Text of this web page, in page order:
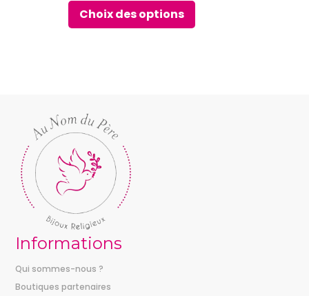
Choix des options
Informations
Qui sommes-nous ?
Boutiques partenaires